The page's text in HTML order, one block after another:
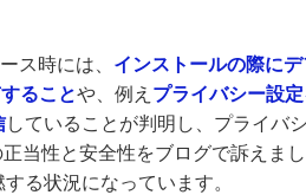
ス時には、 インストールの際に
ることや、例え プライバシー設
していることが判明し、プライバ
当性と安全性をブログで訴えま
る状況になっています。